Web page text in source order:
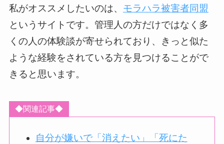
私がオススメしたいのは、 モラハラ被害者同盟
というサイトです。管理人の方だけではなく多
くの人の体験談が寄せられており、きっと似た
ような経験をされている方を見つけることがで
きると思います。
◆関連記事◆
自分が嫌いで「消えたい」「死にた